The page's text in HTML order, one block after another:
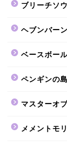
ブリーチソ
ヘブンバー
ベースボー
ペンギンの
マスターオ
メメントモ